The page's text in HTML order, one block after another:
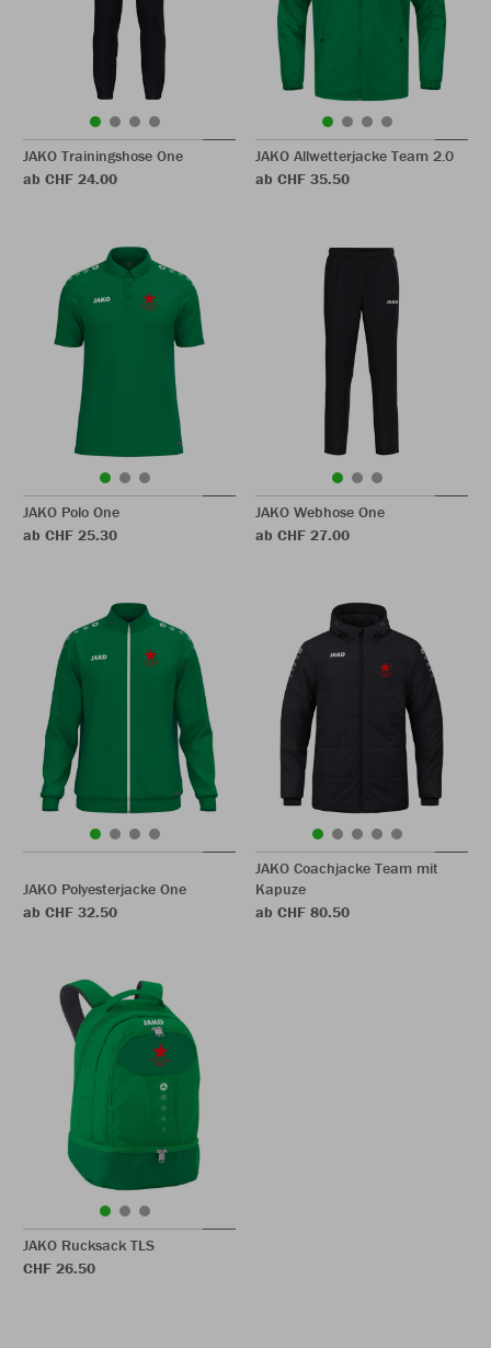
JAKO Trainingshose One
ab CHF 24.00
JAKO Allwetterjacke Team 2.0
ab CHF 35.50
JAKO Polo One
ab CHF 25.30
JAKO Webhose One
ab CHF 27.00
JAKO Polyesterjacke One
ab CHF 32.50
JAKO Coachjacke Team mit
Kapuze
ab CHF 80.50
JAKO Rucksack TLS
CHF 26.50